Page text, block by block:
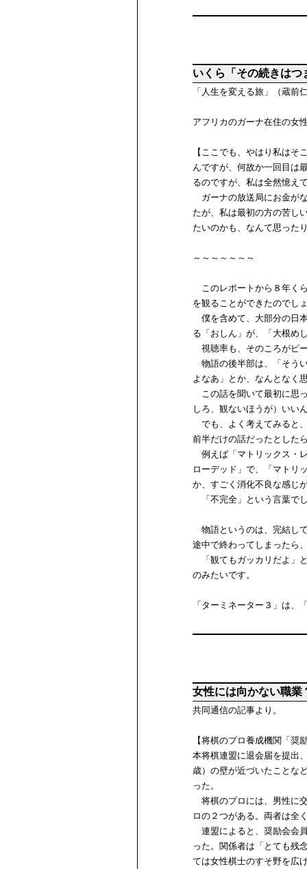
いくら「その続きはつ
「人生を変える旅」（蔵前
アフリカのガーナ在住の女
【ここでも、やはり私は
んですが、何故か一回目は
るのですが、私は全然憶え
ガーナの放送局にお金が
たが、私は最初の方の苦し
たいのかも、なんて思った
～～～～～～～
このレポートから８年く
を観ることができたのでし
僕を含めて、大部分の日
る「おしん」が、「大根め
視聴率も、そのころがピ
物語の後半部は、「そう
よなあ」とか、なんとなく
この話を聞いて最初に思
しろ、観ないほうが）いい
でも、よく考えてみると
前半だけの話だったとした
例えば「マトリックス・
ローデッド」で、「マトリ
か、すごく消化不良な感じ
「不完全」という言葉で
物語というのは、完結し
途中で終わってしまったら
「観てもガッカリだよ」
のみたいです。
「ターミネーター３」は
女性には向かない職業
共同通信の記事より。
【将棋のプロ養成機関「
本将棋連盟に退会届を提出
歳）の壁が近づいたことな
った。
将棋のプロには、男性に
ロの２つがある。両者は全
連盟によると、奨励会会
った。関係者は「とても残
ては女性棋士のすそ野を広